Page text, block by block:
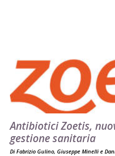
Antibiotici Zoetis,
gestione sanitaria
Di Fabrizio Gulino, Giuseppe Minelli e